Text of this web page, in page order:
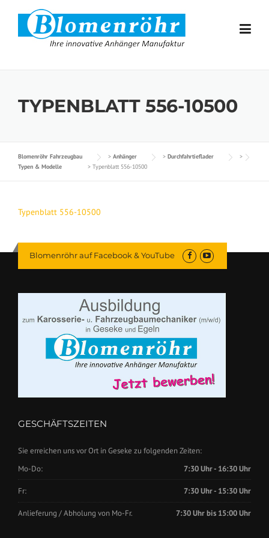
Skip to content
TYPENBLATT 556-10500
Blomenröhr Fahrzeugbau > Anhänger > Durchfahrtieflader
>
Typen & Modelle
> Typenblatt 556-10500
Typenblatt 556-10500
Blomenröhr auf Facebook & YouTube
GESCHÄFTSZEITEN
Sie erreichen uns vor Ort in Geseke zu folgenden Zeiten:
Mo-Do:
7:30 Uhr - 16:30 Uhr
Fr: 7:30 Uhr - 15:30 Uhr
Anlieferung / Abholung von Mo-Fr. 7:30 Uhr bis 15:00 Uhr